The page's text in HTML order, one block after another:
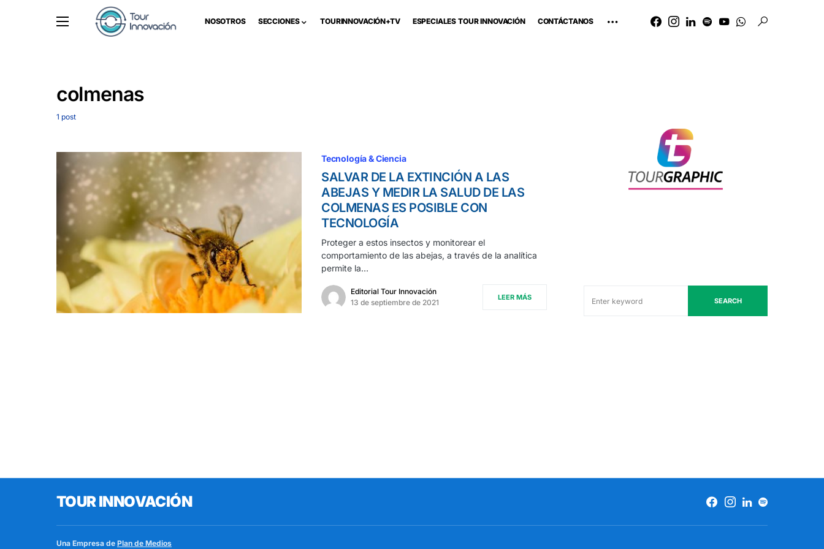
NOSOTROS SECCIONES TOURINNOVACIÓN+TV ESPECIALES TOUR INNOVACIÓN CONTÁCTANOS
colmenas
1 post
Tecnología & Ciencia
SALVAR DE LA EXTINCIÓN A LAS
ABEJAS Y MEDIR LA SALUD DE LAS
COLMENAS ES POSIBLE CON
TECNOLOGÍA
Proteger a estos insectos y monitorear el
comportamiento de las abejas, a través de la analítica
permite la…
Editorial Tour Innovación
13 de septiembre de 2021
LEER MÁS SEARCH
TOUR INNOVACIÓN
Una Empresa de Plan de Medios